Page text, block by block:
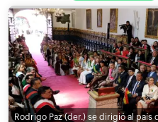
Rodrigo Paz (der.) se dirigió al país